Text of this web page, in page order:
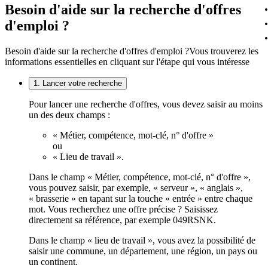
Besoin d'aide sur la recherche d'offres
d'emploi ?
Besoin d'aide sur la recherche d'offres d'emploi ?Vous trouverez les
informations essentielles en cliquant sur l'étape qui vous intéresse
1. Lancer votre recherche
Pour lancer une recherche d'offres, vous devez saisir au moins
un des deux champs :
« Métier, compétence, mot-clé, n° d'offre »
ou
« Lieu de travail ».
Dans le champ « Métier, compétence, mot-clé, n° d'offre »,
vous pouvez saisir, par exemple, « serveur », « anglais »,
« brasserie » en tapant sur la touche « entrée » entre chaque
mot. Vous recherchez une offre précise ? Saisissez
directement sa référence, par exemple 049RSNK.
Dans le champ « lieu de travail », vous avez la possibilité de
saisir une commune, un département, une région, un pays ou
un continent.